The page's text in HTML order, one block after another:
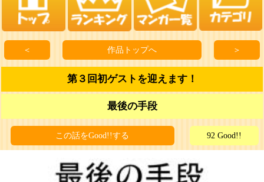
＜ 作品トップへ ＞
第３回初ゲストを迎えます！
最後の手段
この話をGood!!する 92 Good!!